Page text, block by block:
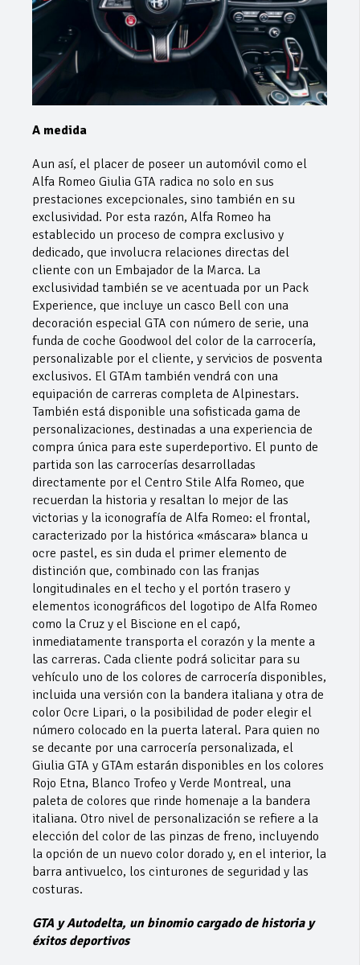
A medida
Aun así, el placer de poseer un automóvil como el
Alfa Romeo Giulia GTA radica no solo en sus
prestaciones excepcionales, sino también en su
exclusividad. Por esta razón, Alfa Romeo ha
establecido un proceso de compra exclusivo y
dedicado, que involucra relaciones directas del
cliente con un Embajador de la Marca. La
exclusividad también se ve acentuada por un Pack
Experience, que incluye un casco Bell con una
decoración especial GTA con número de serie, una
funda de coche Goodwool del color de la carrocería,
personalizable por el cliente, y servicios de posventa
exclusivos. El GTAm también vendrá con una
equipación de carreras completa de Alpinestars.
También está disponible una sofisticada gama de
personalizaciones, destinadas a una experiencia de
compra única para este superdeportivo. El punto de
partida son las carrocerías desarrolladas
directamente por el Centro Stile Alfa Romeo, que
recuerdan la historia y resaltan lo mejor de las
victorias y la iconografía de Alfa Romeo: el frontal,
caracterizado por la histórica «máscara» blanca u
ocre pastel, es sin duda el primer elemento de
distinción que, combinado con las franjas
longitudinales en el techo y el portón trasero y
elementos iconográficos del logotipo de Alfa Romeo
como la Cruz y el Biscione en el capó,
inmediatamente transporta el corazón y la mente a
las carreras. Cada cliente podrá solicitar para su
vehículo uno de los colores de carrocería disponibles,
incluida una versión con la bandera italiana y otra de
color Ocre Lipari, o la posibilidad de poder elegir el
número colocado en la puerta lateral. Para quien no
se decante por una carrocería personalizada, el
Giulia GTA y GTAm estarán disponibles en los colores
Rojo Etna, Blanco Trofeo y Verde Montreal, una
paleta de colores que rinde homenaje a la bandera
italiana. Otro nivel de personalización se refiere a la
elección del color de las pinzas de freno, incluyendo
la opción de un nuevo color dorado y, en el interior, la
barra antivuelco, los cinturones de seguridad y las
costuras.
GTA y Autodelta, un binomio cargado de historia y
éxitos deportivos